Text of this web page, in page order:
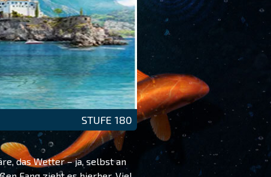
STUFE 180
das Wetter – ja, selbst an